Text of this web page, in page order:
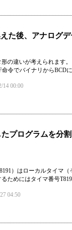
た後、アナログ
の違いが考えられます
令でバイナリからBCD
14 00:00
プログラムを分
）はローカルタイマ
ためにはタイマ番号
04:50